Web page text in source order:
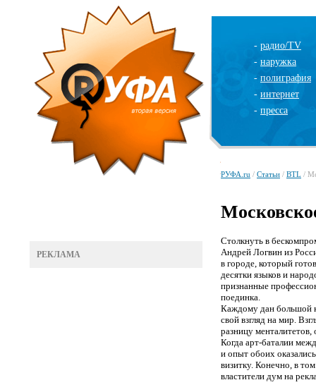
- радио/TV
- наружка
- полиграфия
- интернет
- пресса
РЕКЛАМА
РУФА.ru / Статьи / BTL /
Столкнуть в
Андрей Логвин из
в городе, который
десятки языков и
признанные
поединка.
Каждому дан большой
свой взгляд на мир.
разницу
Когда арт-баталии
и опыт обоих
визитку. Конечно, в
властители дум на